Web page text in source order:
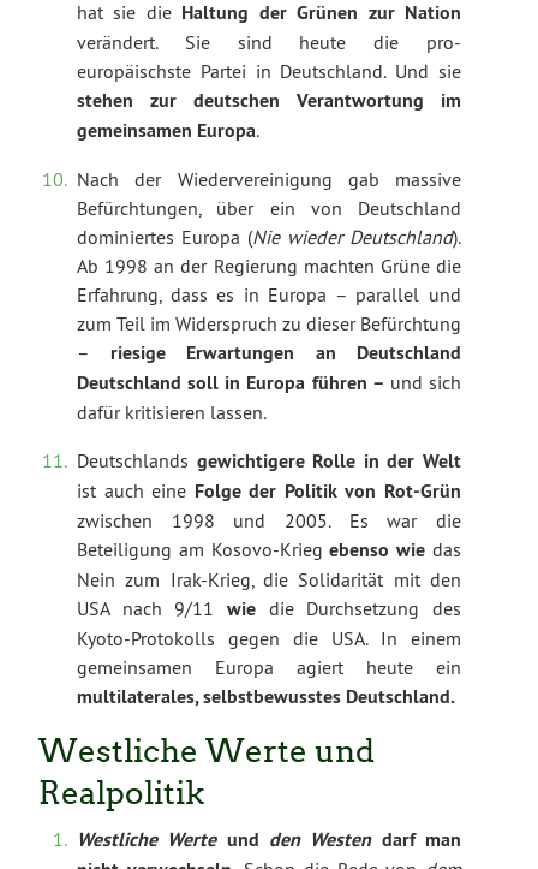
hat sie die Haltung der Grünen zur Nation
verändert. Sie sind heute die pro-
europäischste Partei in Deutschland. Und sie
stehen zur deutschen Verantwortung im
gemeinsamen Europa.
Nach der Wiedervereinigung gab massive
Befürchtungen, über ein von Deutschland
dominiertes Europa (Nie wieder Deutschland).
Ab 1998 an der Regierung machten Grüne die
Erfahrung, dass es in Europa – parallel und
zum Teil im Widerspruch zu dieser Befürchtung
– riesige Erwartungen an Deutschland
Deutschland soll in Europa führen – und sich
dafür kritisieren lassen.
Deutschlands gewichtigere Rolle in der Welt
ist auch eine Folge der Politik von Rot-Grün
zwischen 1998 und 2005. Es war die
Beteiligung am Kosovo-Kriegebenso wie das
Nein zum Irak-Krieg, die Solidarität mit den
USA nach 9/11 wie die Durchsetzung des
Kyoto-Protokolls gegen die USA. In einem
gemeinsamen Europa agiert heute ein
multilaterales, selbstbewusstes Deutschland.
Westliche Werte und
Realpolitik
Westliche Werteund den Westendarf man